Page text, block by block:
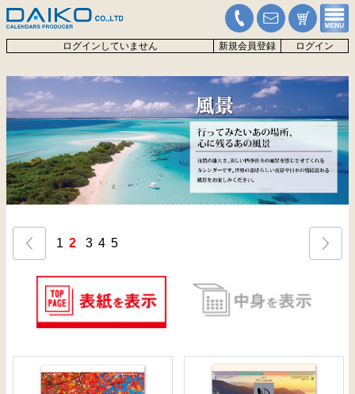
ログインしていません 新規会員登録 ログイン
1 2 3 4 5